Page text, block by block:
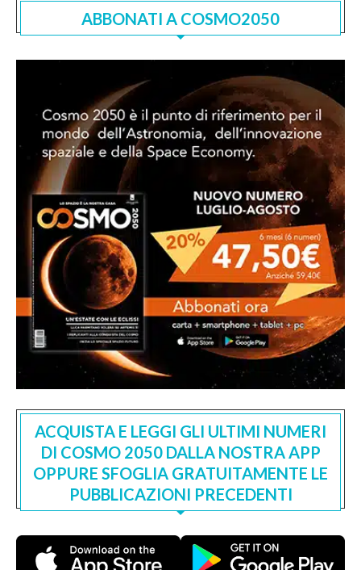
ABBONATI A COSMO2050
ACQUISTA E LEGGI GLI ULTIMI NUMERI
DI COSMO 2050 DALLA NOSTRA APP
OPPURE SFOGLIA GRATUITAMENTE LE
PUBBLICAZIONI PRECEDENTI